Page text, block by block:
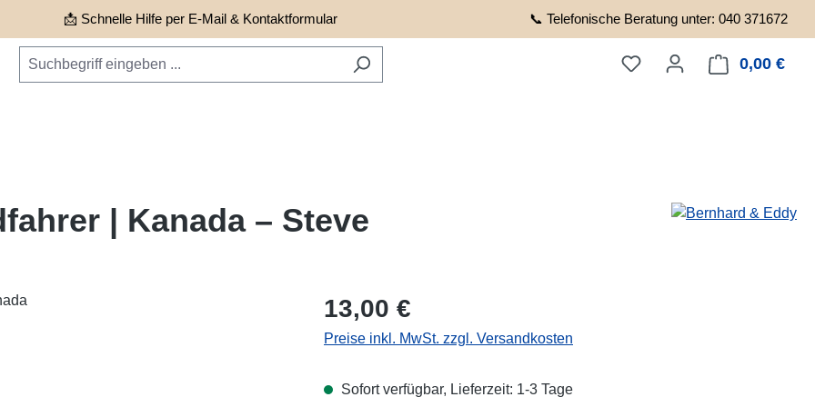
📩 Schnelle Hilfe per E-Mail & Kontaktformular 📞 Telefonische Beratung unter: 040 371672
0,00 €
| Kanada – Steve
Regulärer Preis:
13,00 €
Preise inkl. MwSt. zzgl. Versandkosten
Sofort verfügbar, Lieferzeit: 1-3 Tage